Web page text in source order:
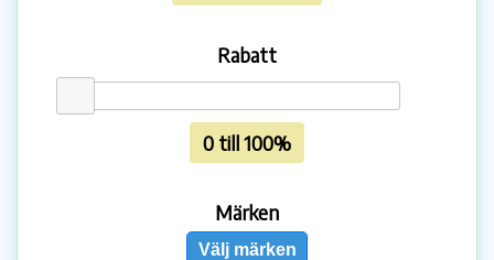
Rabatt
0 till 100%
Märken
Välj märken